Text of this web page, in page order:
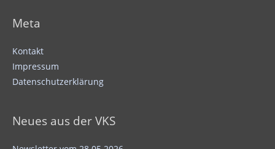
Meta
Kontakt
Impressum
Datenschutzerklärung
Neues aus der VKS